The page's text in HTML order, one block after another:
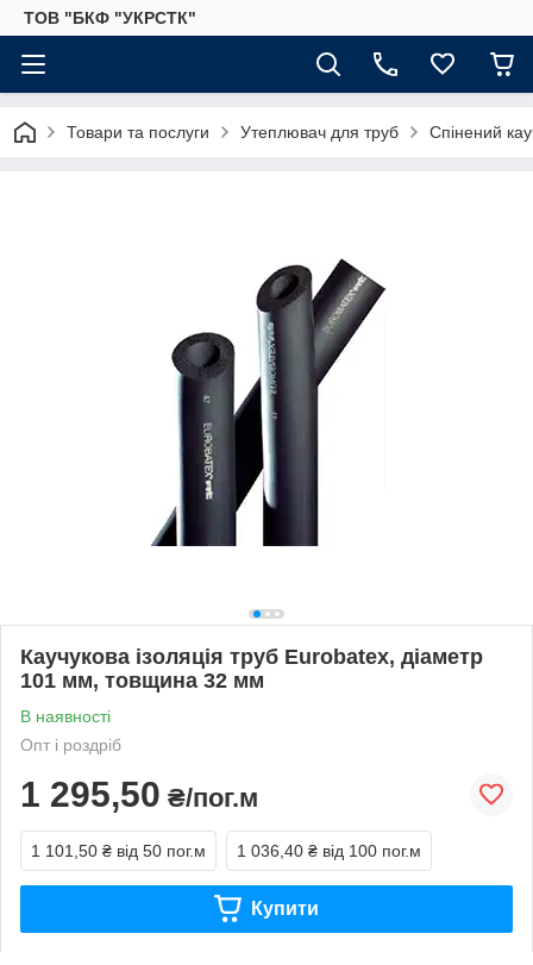
ТОВ "БКФ "УКРСТК"
Товари та послуги Утеплювач для труб Спінений
Каучукова ізоляція труб Eurobatex, діаметр
101 мм, товщина 32 мм
В наявності
Опт і роздріб
1 295,50 ₴/пог.м
1 101,50 ₴ від 50 пог.м 1 036,40 ₴ від 100 пог.м
Купити